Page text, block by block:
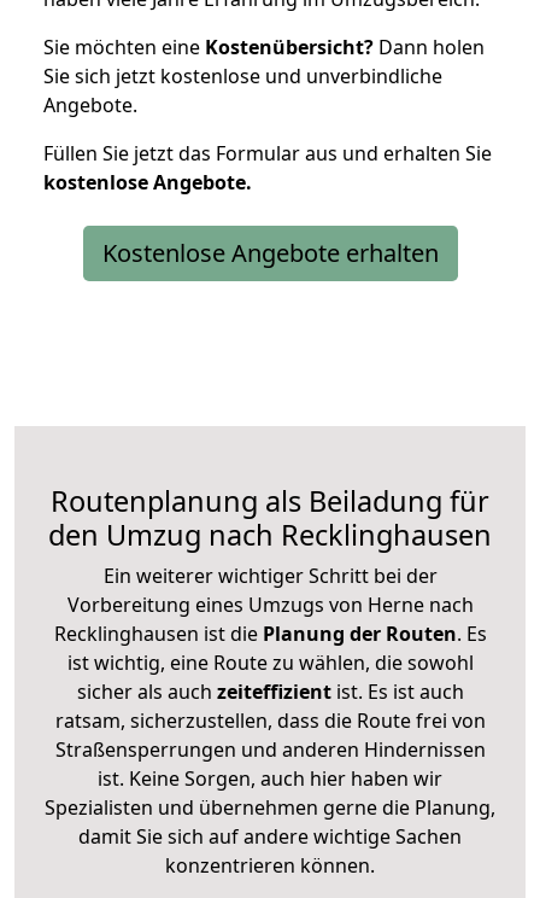
Sie möchten eine Kostenübersicht? Dann holen
Sie sich jetzt kostenlose und unverbindliche
Angebote.
Füllen Sie jetzt das Formular aus und erhalten Sie
kostenloseAngebote.
Kostenlose Angebote erhalten
Routenplanung als Beiladung für
den Umzug nach Recklinghausen
Ein weiterer wichtiger Schritt bei der
Vorbereitung eines Umzugs von Herne nach
Recklinghausen ist diePlanung der Routen. Es
ist wichtig, eine Route zu wählen, die sowohl
sicher als auch zeiteffizientist. Es ist auch
ratsam, sicherzustellen, dass die Route frei von
Straßensperrungen und anderen Hindernissen
ist. Keine Sorgen, auch hier haben wir
Spezialisten und übernehmen gerne die Planung,
damit Sie sich auf andere wichtige Sachen
konzentrieren können.